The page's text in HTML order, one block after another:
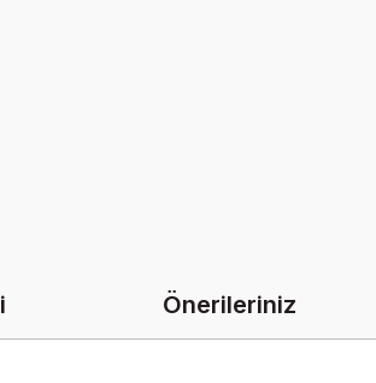
Önerileriniz